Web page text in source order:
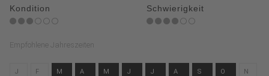
Kondition Schwierigkeit
Empfohlene Jahreszeiten
J F M A M J J A S O N